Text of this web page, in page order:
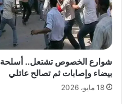
شوارع الخصوص تشتعل.. أسلحة
بيضاء وإصابات ثم تصالح عائلي
18 مايو، 2026